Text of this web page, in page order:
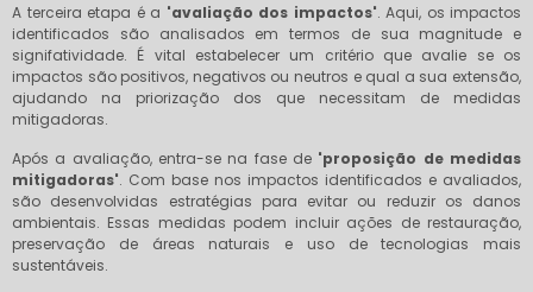
A terceira etapa é a 'avaliação dos impactos'. Aqui, os impactos
identificados são analisados em termos de sua magnitude e
signifatividade. É vital estabelecer um critério que avalie se os
impactos são positivos, negativos ou neutros e qual a sua extensão,
ajudando na priorização dos que necessitam de medidas
mitigadoras.
Após a avaliação, entra-se na fase de 'proposição de medidas
mitigadoras'. Com base nos impactos identificados e avaliados,
são desenvolvidas estratégias para evitar ou reduzir os danos
ambientais. Essas medidas podem incluir ações de restauração,
preservação de áreas naturais e uso de tecnologias mais
sustentáveis.